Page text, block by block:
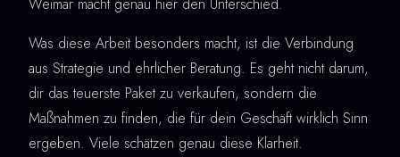
Weimar macht genau hier den Unterschied.
Was diese Arbeit besonders macht, ist die Verbindung
aus Strategie und ehrlicher Beratung. Es geht nicht darum,
dir das teuerste Paket zu verkaufen, sondern die
Maßnahmen zu finden, die für dein Geschäft wirklich Sinn
ergeben. Viele schätzen genau diese Klarheit.